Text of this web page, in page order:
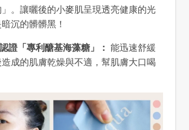
」。讓曬後的小麥肌呈現透亮健康的光
沉的髒髒黑！
證「專利醣基海藻糖」： 能迅速舒緩
成的肌膚乾燥與不適，幫肌膚大口喝